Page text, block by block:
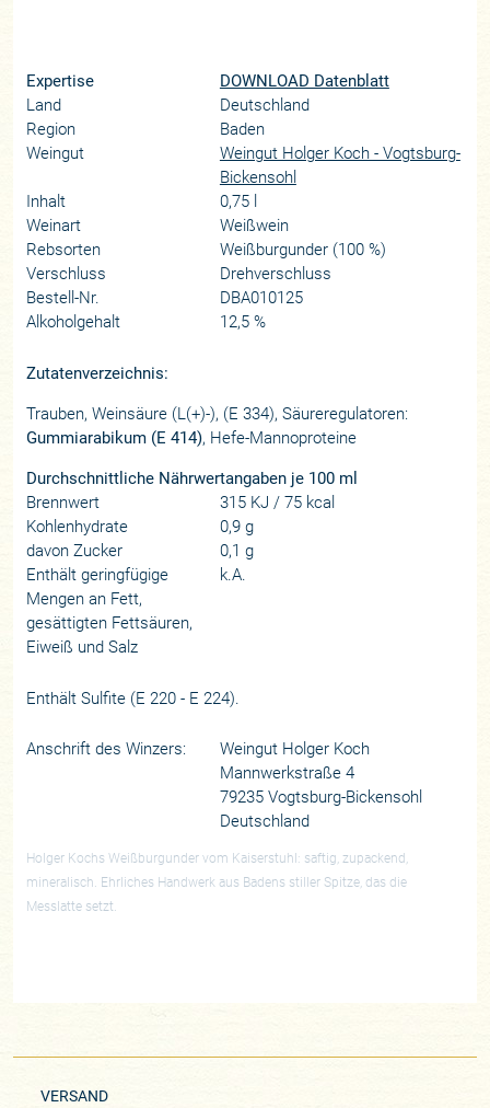
Expertise
DOWNLOAD Datenblatt
Land
Deutschland
Region
Baden
Weingut
Weingut Holger Koch - Vogtsburg-
Bickensohl
Inhalt
0,75 l
Weinart
Weißwein
Rebsorten
Weißburgunder (100 %)
Verschluss
Drehverschluss
Bestell-Nr.
DBA010125
Alkoholgehalt
12,5 %
Zutatenverzeichnis:
Trauben, Weinsäure (L(+)-), (E 334), Säureregulatoren:
Gummiarabikum (E 414), Hefe-Mannoproteine
Durchschnittliche Nährwertangaben je 100 ml
Brennwert
315 KJ / 75 kcal
Kohlenhydrate
0,9 g
davon Zucker
0,1 g
Enthält geringfügige
Mengen an Fett,
gesättigten Fettsäuren,
Eiweiß und Salz
k.A.
Enthält Sulfite (E 220 - E 224).
Anschrift des Winzers:
Weingut Holger Koch
Mannwerkstraße 4
79235 Vogtsburg-Bickensohl
Deutschland
Holger Kochs Weißburgunder vom Kaiserstuhl: saftig, zupackend,
mineralisch. Ehrliches Handwerk aus Badens stiller Spitze, das die
Messlatte setzt.
VERSAND